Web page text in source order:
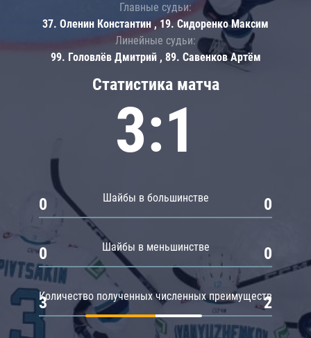
Статистика матча
3:1
Шайбы в большинстве
0 0
Шайбы в меньшинстве
0 0
Количество полученных численных преимуществ
3 2
Главные судьи:
37. Оленин Константин , 19. Сидоренко Максим
Линейные судьи:
99. Головлёв Дмитрий , 89. Савенков Артём